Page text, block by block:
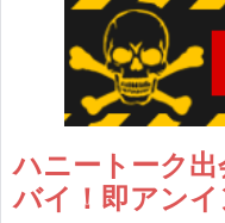
ハニートーク
バイ！即アンイ